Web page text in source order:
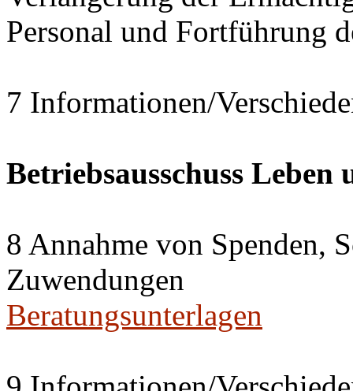
Personal und Fortführung
7 Informationen/
Betriebsausschuss Leben
8 Annahme von Spenden,
Zuwendungen
Beratungsunterlagen